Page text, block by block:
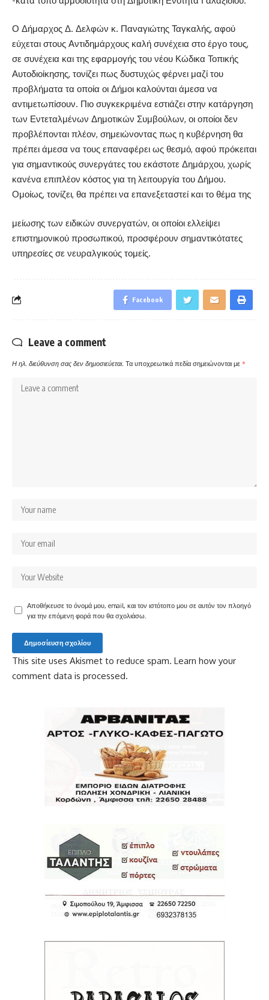
Ο Δήμαρχος Δ. Δελφών κ. Παναγιώτης Ταγκαλής, αφού
εύχεται στους Αντιδημάρχους καλή συνέχεια στο έργο τους,
σε συνέχεια και της εφαρμογής του νέου Κώδικα Τοπικής
Αυτοδιοίκησης, τονίζει πως δυστυχώς φέρνει μαζί του
προβλήματα τα οποία οι Δήμοι καλούνται άμεσα να
αντιμετωπίσουν. Πιο συγκεκριμένα εστιάζει στην κατάργηση
των Εντεταλμένων Δημοτικών Συμβούλων, οι οποίοι δεν
προβλέπονται πλέον, σημειώνοντας πως η κυβέρνηση θα
πρέπει άμεσα να τους επαναφέρει ως θεσμό, αφού πρόκειται
για σημαντικούς συνεργάτες του εκάστοτε Δημάρχου, χωρίς
κανένα επιπλέον κόστος για τη λειτουργία του Δήμου.
Ομοίως, τονίζει, θα πρέπει να επανεξεταστεί και το θέμα της
μείωσης των ειδικών συνεργατών, οι οποίοι ελλείψει
επιστημονικού προσωπικού, προσφέρουν σημαντικότατες
υπηρεσίες σε νευραλγικούς τομείς.
Facebook
Leave a comment
Η ηλ. διεύθυνση σας δεν δημοσιεύεται. Τα υποχρεωτικά πεδία σημειώνονται με *
Αποθήκευσε το όνομά μου, email, και τον ιστότοπο μου σε αυτόν τον πλοηγό
για την επόμενη φορά που θα σχολιάσω.
This site uses Akismet to reduce spam. Learn how your
comment data is processed.